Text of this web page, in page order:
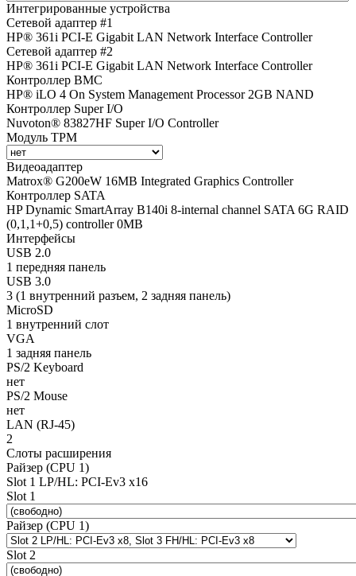
Интегрированные устройства
Сетевой адаптер #1
HP® 361i PCI-E Gigabit LAN Network Interface Controller
Сетевой адаптер #2
HP® 361i PCI-E Gigabit LAN Network Interface Controller
Контроллер BMC
HP® iLO 4 On System Management Processor 2GB NAND
Контроллер Super I/O
Nuvoton® 83827HF Super I/O Controller
Модуль TPM
Видеоадаптер
Matrox® G200eW 16MB Integrated Graphics Controller
Контроллер SATA
HP Dynamic SmartArray B140i 8-internal channel SATA 6G RAID
(0,1,1+0,5) controller 0MB
Интерфейсы
USB 2.0
1 передняя панель
USB 3.0
3 (1 внутренний разъем, 2 задняя панель)
MicroSD
1 внутренний слот
VGA
1 задняя панель
PS/2 Keyboard
нет
PS/2 Mouse
нет
LAN (RJ-45)
2
Слоты расширения
Райзер (CPU 1)
Slot 1 LP/HL: PCI-Ev3 x16
Slot 1
Райзер (CPU 1)
Slot 2